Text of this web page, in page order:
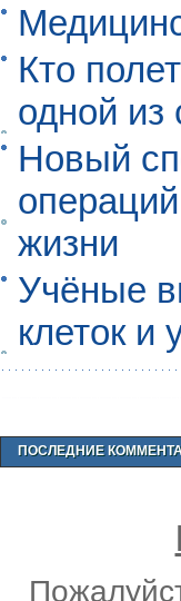
Кто
одной из
Новый
жизни
Учёные
клеток и
ПОСЛЕДНИЕ